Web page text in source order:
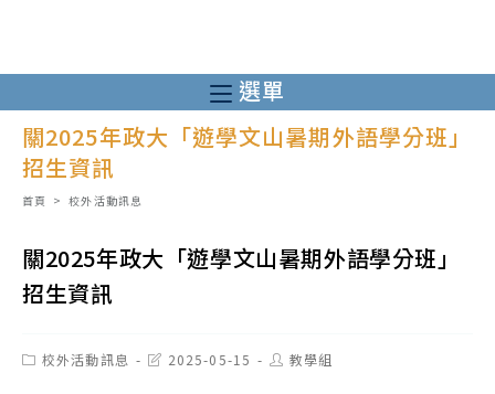
至
主
內
選單
關2025年政大「遊學文山暑期外語學分班」
招生資訊
首頁 > 校外活動訊息
關2025年政大「遊學文山暑期外語學分班」
招生資訊
Post校外活動訊息
Post2025-05-15
Post教學組